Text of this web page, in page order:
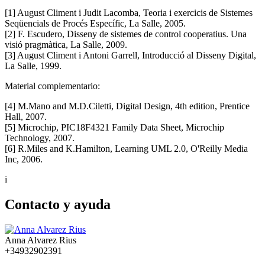
[1] August Climent i Judit Lacomba, Teoria i exercicis de Sistemes
Seqüencials de Procés Específic, La Salle, 2005.
[2] F. Escudero, Disseny de sistemes de control cooperatius. Una
visió pragmàtica, La Salle, 2009.
[3] August Climent i Antoni Garrell, Introducció al Disseny Digital,
La Salle, 1999.
Material complementario:
[4] M.Mano and M.D.Ciletti, Digital Design, 4th edition, Prentice
Hall, 2007.
[5] Microchip, PIC18F4321 Family Data Sheet, Microchip
Technology, 2007.
[6] R.Miles and K.Hamilton, Learning UML 2.0, O'Reilly Media
Inc, 2006.
i
Contacto y ayuda
Anna Alvarez Rius
+34932902391